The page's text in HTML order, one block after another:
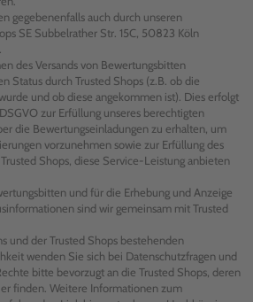
gegebenenfalls auch durch unseren
SE Subbelrather Str. 15C, 50823 Köln
des Versands von Bewertungsbitten
Status durch Trusted Shops (z.B. ob die
und ob diese angekommen ist). Dies erfolgt
zur Erfüllung unseres berechtigten
die Bewertungseinladungen zu erhalten, um
vorzunehmen sowie zur Erfüllung des
Shops, diese Service-Leistung anbieten
und für die Erhebung und Anzeige
sind wir gemeinsam mit Trusted
und der Trusted Shops bestehenden
wenden Sie sich bei Datenschutzfragen und
bitte bevorzugt an die Trusted Shops, deren
finden. Weitere Informationen zum